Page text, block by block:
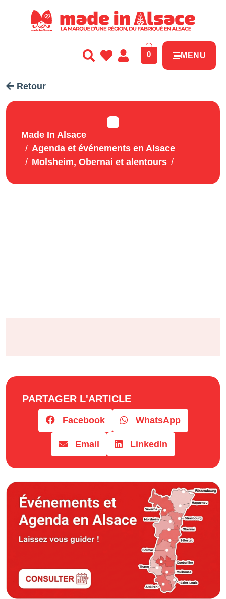
0 MENU
Retour
Made In Alsace
Agenda et événements en Alsace
Molsheim, Obernai et alentours
PARTAGER L'ARTICLE
Facebook WhatsApp
Email LinkedIn